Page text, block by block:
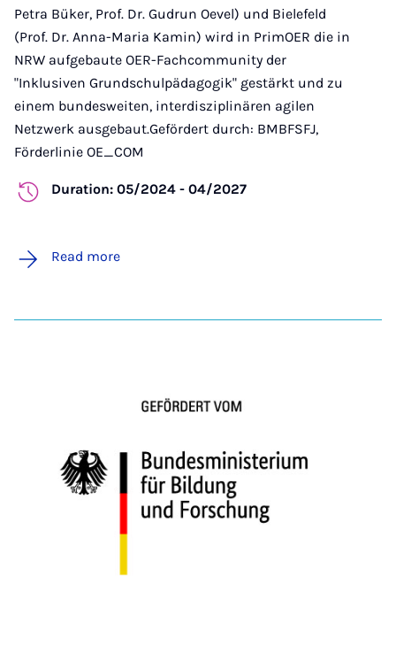
Petra Büker, Prof. Dr. Gudrun Oevel) und Bielefeld
(Prof. Dr. Anna-Maria Kamin) wird in PrimOER die in
NRW aufgebaute OER-Fachcommunity der
"Inklusiven Grundschulpädagogik" gestärkt und zu
einem bundesweiten, interdisziplinären agilen
Netzwerk ausgebaut.Gefördert durch: BMBFSFJ,
Förderlinie OE_COM
Duration: 05/2024 - 04/2027
Read more